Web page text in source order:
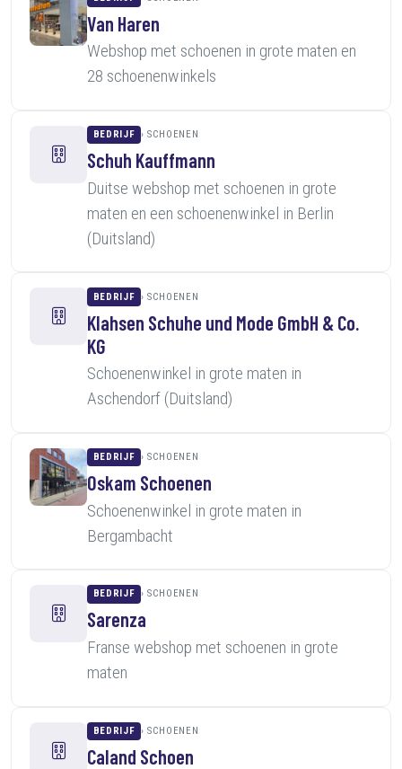
Van Haren
Webshop met schoenen in grote maten en
28 schoenenwinkels
BEDRIJF SCHOENEN
Schuh Kauffmann
Duitse webshop met schoenen in grote
maten en een schoenenwinkel in Berlin
(Duitsland)
BEDRIJF SCHOENEN
Klahsen Schuhe und Mode GmbH & Co.
KG
Schoenenwinkel in grote maten in
Aschendorf (Duitsland)
BEDRIJF SCHOENEN
Oskam Schoenen
Schoenenwinkel in grote maten in
Bergambacht
BEDRIJF SCHOENEN
Sarenza
Franse webshop met schoenen in grote
maten
BEDRIJF SCHOENEN
Caland Schoen